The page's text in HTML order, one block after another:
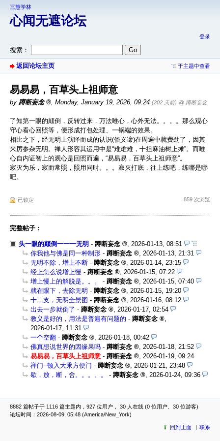
三慧学林
心闻无遮论坛
登录
搜索：
返回论坛主页 于主题中查看
易易易，百草头上祖师意
by 蹲断妄念 , Monday, January 19, 2026, 09:24 (202 天前) @ 蹲断妄念
了知第一眼的颠倒，反转过来，万法唯心，心外无法。。。。那么观心
守心看心回照等，便形成打包处理、一锅端的效果。
相比之下，经无明上演绎而成的认识(俗义谛)在周遍中就费劲了，因其
来厉参杂无明。禅人形容其运用中是“难难难，十担麻油树上摊”。而唯
心自内证智上的观心是回照而遍，“易易易，百草头上祖师意”。
寂灭为乐，寂而常照，照用同时。。。寂灭打底，往上练吧，练哪是哪
吧。
已锁定 859 次浏览
完整帖子：
头一眼的颠倒一一一无明 - 蹲断妄念
2026-01-13, 08:51
你我他与佛是同一种制形 - 蹲断妄念
2026-01-13, 21:31
无明不除，增上不断 - 蹲断妄念
2026-01-14, 23:15
经上怎么说增上慢 - 蹲断妄念
2026-01-15, 07:22
增上慢上的解脱是。。。
- 蹲断妄念
2026-01-15, 07:40
就在眼下，去除无明 - 蹲断妄念
2026-01-15, 19:20
十二支，无明全景图 - 蹲断妄念
2026-01-16, 08:12
出去一步就倒了 - 蹲断妄念
2026-01-17, 02:54
教义是好的，用法是普遍有问题的 - 蹲断妄念
2026-01-17, 11:31
一个空翻 - 蹲断妄念
2026-01-18, 00:42
佛真想说世界的因缘果吗 - 蹲断妄念
2026-01-18, 21:52
易易易，百草头上祖师意 - 蹲断妄念
2026-01-19, 09:24
禅门--顿入大乘方便门 - 蹲断妄念
2026-01-21, 23:48
歇，放，断，舍。。。。。
- 蹲断妄念 2026-01-24, 09:36
8882 篇帖子于 1116 篇主题内，927 位用户， 30 人在线 (0 位用户、30 位游客)
论坛时间：2026-08-09, 05:48 (America/New_York)
回到上面 联系